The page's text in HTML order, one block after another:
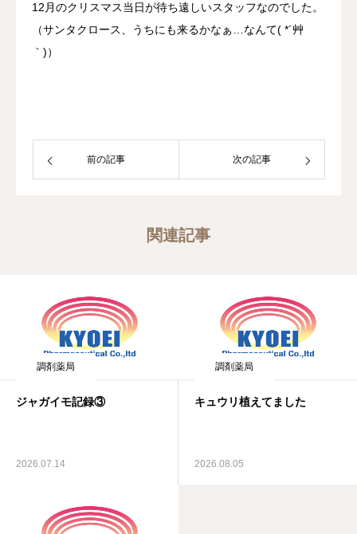
12月のクリスマス当日が待ち遠しいスタッフなのでした。
（サンタクロース、うちにも来るかなぁ…なんて( *´艸
｀)）
前の記事 次の記事
関連記事
調剤薬局
ジャガイモ記録③
2026.07.14
調剤薬局
キュウリ植えてました
2026.08.05